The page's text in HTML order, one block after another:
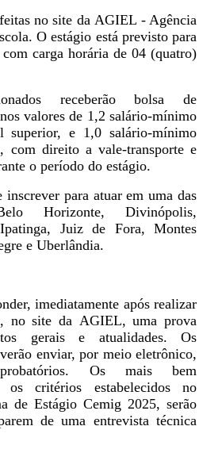
no site da AGIEL - Agência
O estágio está previsto para
carga horária de 04 (quatro)
receberão bolsa de
valores de 1,2 salário-mínimo
superior, e 1,0 salário-mínimo
com direito a vale-transporte e
o período do estágio.
inscrever para atuar em uma das
Horizonte, Divinópolis,
Juiz de Fora, Montes
e Uberlândia.
imediatamente após realizar
no site da AGIEL, uma prova
gerais e atualidades. Os
enviar, por meio eletrônico,
Os mais bem
os critérios estabelecidos no
de Estágio Cemig 2025, serão
de uma entrevista técnica